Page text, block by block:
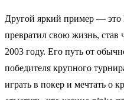
Другой яркий пример —
превратил свою жизнь,
2003 году. Его путь от
победителя крупного
играть в покер и мечтать о